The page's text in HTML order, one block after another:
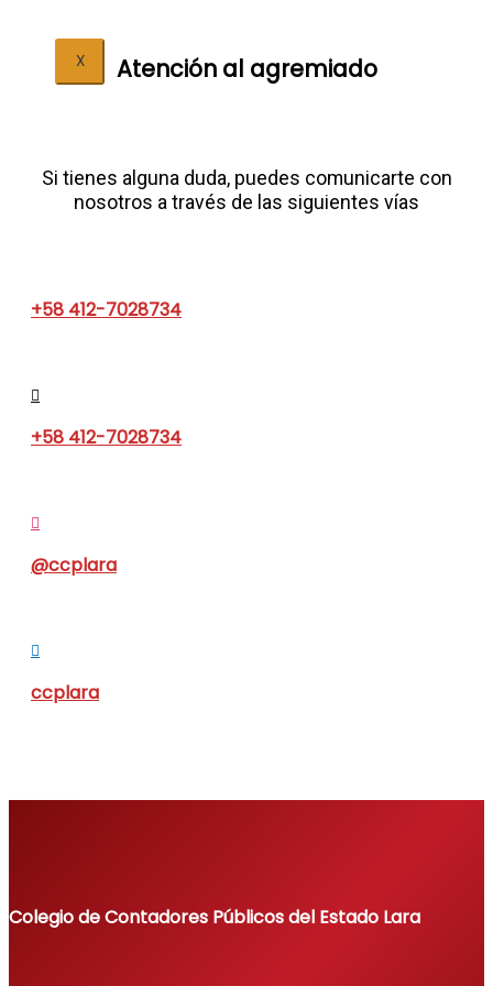
X Atención al agremiado​
Si tienes alguna duda, puedes comunicarte con
nosotros a través de las siguientes vías
+58 412-7028734
+58 412-7028734
@ccplara
ccplara
Colegio de Contadores Públicos del Estado Lara